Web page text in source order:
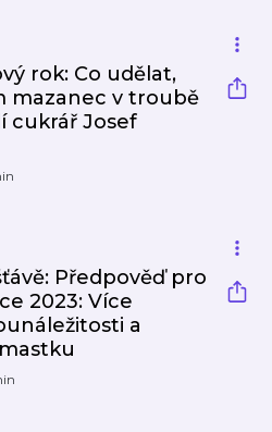
rok: Co udělat,
mazanec v troubě
cukrář Josef
Předpověď pro
2023: Více
a